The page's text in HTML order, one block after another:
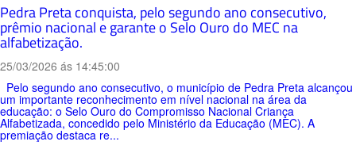
Pedra Preta conquista, pelo segundo ano consecutivo,
prêmio nacional e garante o Selo Ouro do MEC na
alfabetização.
25/03/2026 ás 14:45:00
Pelo segundo ano consecutivo, o município de Pedra Preta alcançou
um importante reconhecimento em nível nacional na área da
educação: o Selo Ouro do Compromisso Nacional Criança
Alfabetizada, concedido pelo Ministério da Educação (MEC). A
premiação destaca re...